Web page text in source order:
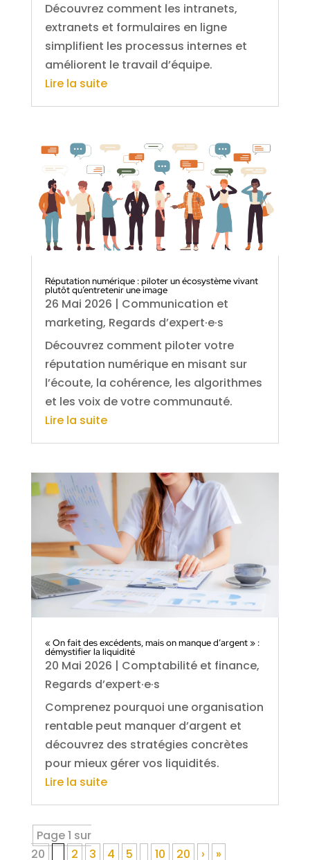
Découvrez comment les intranets,
extranets et formulaires en ligne
simplifient les processus internes et
améliorent le travail d’équipe.
Lire la suite
Réputation numérique : piloter un écosystème vivant
plutôt qu’entretenir une image
26 Mai 2026 | Communication et
marketing, Regards d’expert·e·s
Découvrez comment piloter votre
réputation numérique en misant sur
l’écoute, la cohérence, les algorithmes
et les voix de votre communauté.
Lire la suite
« On fait des excédents, mais on manque d’argent » :
démystifier la liquidité
20 Mai 2026 | Comptabilité et finance,
Regards d’expert·e·s
Comprenez pourquoi une organisation
rentable peut manquer d’argent et
découvrez des stratégies concrètes
pour mieux gérer vos liquidités.
Lire la suite
Page 1 sur
20
2 3 4 5 10 20 › »